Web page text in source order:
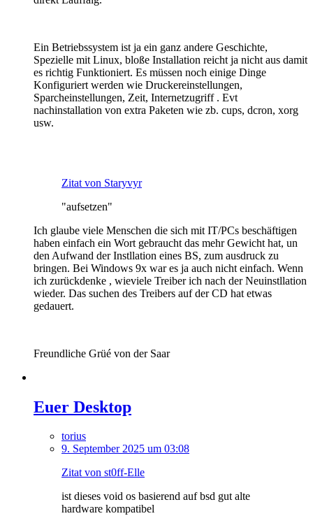
Ein Betriebssystem ist ja ein ganz andere Geschichte,
Spezielle mit Linux, bloße Installation reicht ja nicht aus damit
es richtig Funktioniert. Es müssen noch einige Dinge
Konfiguriert werden wie Druckereinstellungen,
Sparcheinstellungen, Zeit, Internetzugriff . Evt
nachinstallation von extra Paketen wie zb. cups, dcron, xorg
usw.
Zitat von Staryvyr
"aufsetzen"
Ich glaube viele Menschen die sich mit IT/PCs beschäftigen
haben einfach ein Wort gebraucht das mehr Gewicht hat, un
den Aufwand der Instllation eines BS, zum ausdruck zu
bringen. Bei Windows 9x war es ja auch nicht einfach. Wenn
ich zurückdenke , wieviele Treiber ich nach der Neuinstllation
wieder. Das suchen des Treibers auf der CD hat etwas
gedauert.
Freundliche Grüé von der Saar
Euer Desktop
torius
9. September 2025 um 03:08
Zitat von st0ff-Elle
ist dieses void os basierend auf bsd gut alte
hardware kompatibel